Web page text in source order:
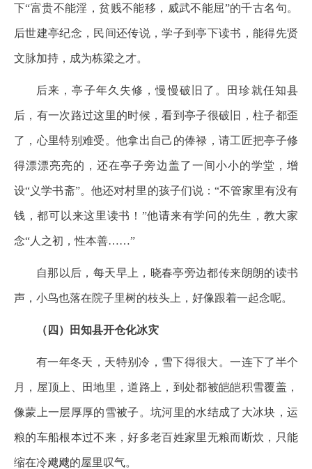
下“富贵不能淫，贫贱不能移，威武不能屈”的千古名句。
后世建亭纪念，民间还传说，学子到亭下读书，能得先贤
文脉加持，成为栋梁之才。
后来，亭子年久失修，慢慢破旧了。田珍就任知县
后，有一次路过这里的时候，看到亭子很破旧，柱子都歪
了，心里特别难受。他拿出自己的俸禄，请工匠把亭子修
得漂漂亮亮的，还在亭子旁边盖了一间小小的学堂，增
设“义学书斋”。他还对村里的孩子们说：“不管家里有没有
钱，都可以来这里读书！”他请来有学问的先生，教大家
念“人之初，性本善……”
自那以后，每天早上，晓春亭旁边都传来朗朗的读书
声，小鸟也落在院子里树的枝头上，好像跟着一起念呢。
（四）田知县开仓化冰灾
有一年冬天，天特别冷，雪下得很大。一连下了半个
月，屋顶上、田地里，道路上，到处都被皑皑积雪覆盖，
像蒙上一层厚厚的雪被子。坑河里的水结成了大冰块，运
粮的车船根本过不来，好多老百姓家里无粮而断炊，只能
缩在冷飕飕的屋里叹气。